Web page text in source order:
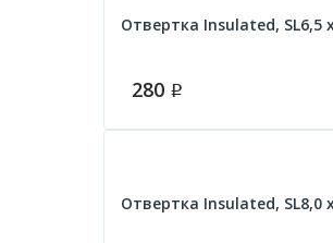
Отвертка Insulated,
280 Р
Отвертка Insulated,